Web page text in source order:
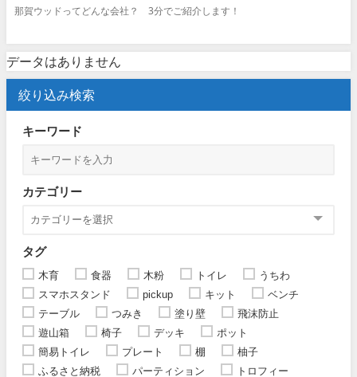
那賀ウッドってどんな会社？ 3分でご紹介します！
データはありません
絞り込み検索
キーワード
カテゴリー
タグ
木育 食器 木粉 トイレ
うちわ
スマホスタンド
pickup キット
ベンチ
テーブル
つみき 塗り壁
飛沫防止
遊山箱
椅子 デッキ
ポット
簡易トイレ
プレート 棚
柚子
ふるさと納税
パーティション
トロフィー